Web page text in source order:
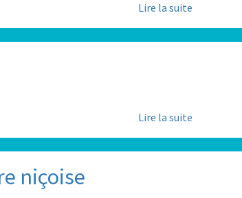
Lire la suite
Lire la suite
niçoise